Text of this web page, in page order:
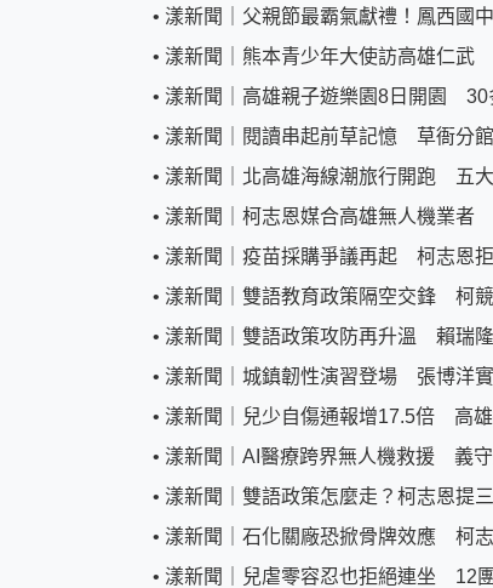
• 漾新聞｜父親節最霸氣獻禮！鳳西國
• 漾新聞｜熊本青少年大使訪高雄仁武
• 漾新聞｜高雄親子遊樂園8日開園 30
• 漾新聞｜閱讀串起前草記憶 草衙分
• 漾新聞｜北高雄海線潮旅行開跑 五
• 漾新聞｜柯志恩媒合高雄無人機業者
• 漾新聞｜疫苗採購爭議再起 柯志恩
• 漾新聞｜雙語教育政策隔空交鋒 柯
• 漾新聞｜雙語政策攻防再升溫 賴瑞
• 漾新聞｜城鎮韌性演習登場 張博洋
• 漾新聞｜兒少自傷通報增17.5倍 高
• 漾新聞｜AI醫療跨界無人機救援 義
• 漾新聞｜雙語政策怎麼走？柯志恩提
• 漾新聞｜石化關廠恐掀骨牌效應 柯
• 漾新聞｜兒虐零容忍也拒絕連坐 12